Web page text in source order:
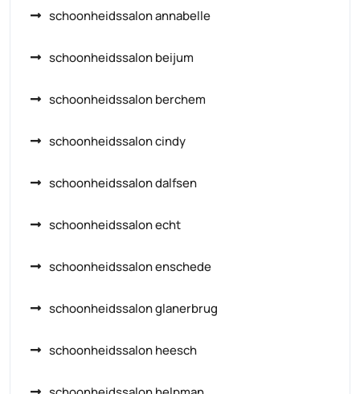
schoonheidssalon annabelle
schoonheidssalon beijum
schoonheidssalon berchem
schoonheidssalon cindy
schoonheidssalon dalfsen
schoonheidssalon echt
schoonheidssalon enschede
schoonheidssalon glanerbrug
schoonheidssalon heesch